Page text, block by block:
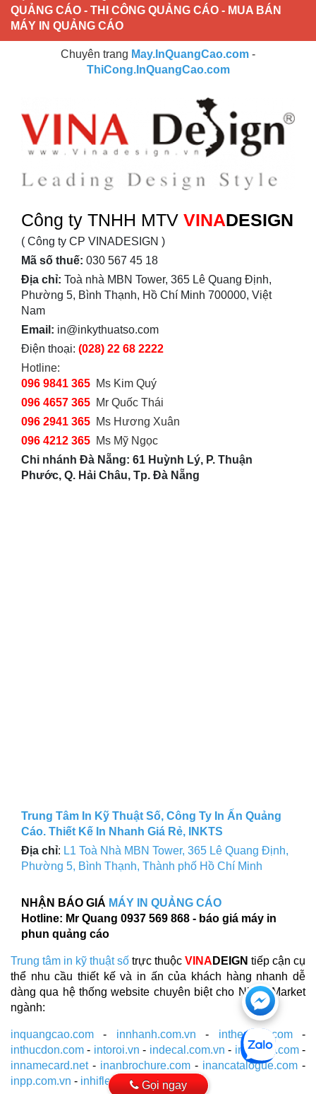
QUẢNG CÁO - THI CÔNG QUẢNG CÁO - MUA BÁN
MÁY IN QUẢNG CÁO
Chuyên trang May.InQuangCao.com -
ThiCong.InQuangCao.com
Công ty TNHH MTV VINADESIGN
( Công ty CP VINADESIGN )
Mã số thuế: 030 567 45 18
Địa chỉ: Toà nhà MBN Tower, 365 Lê Quang Định,
Phường 5, Bình Thạnh, Hồ Chí Minh 700000, Việt
Nam
Email: in@inkythuatso.com
Điện thoại: (028) 22 68 2222
Hotline:
096 9841 365 Ms Kim Quý
096 4657 365 Mr Quốc Thái
096 2941 365 Ms Hương Xuân
096 4212 365 Ms Mỹ Ngọc
Chi nhánh Đà Nẵng: 61 Huỳnh Lý, P. Thuận
Phước, Q. Hải Châu, Tp. Đà Nẵng
Trung Tâm In Kỹ Thuật Số, Công Ty In Ấn Quảng
Cáo. Thiết Kế In Nhanh Giá Rẻ, INKTS
Địa chỉ: L1 Toà Nhà MBN Tower, 365 Lê Quang Định,
Phường 5, Bình Thạnh, Thành phố Hồ Chí Minh
NHẬN BÁO GIÁ MÁY IN QUẢNG CÁO
Hotline: Mr Quang 0937 569 868 - báo giá máy in
phun quảng cáo
Trung tâm in kỹ thuật số trực thuộc VINA DEIGN tiếp cận cụ
thể nhu cầu thiết kế và in ấn của khách hàng nhanh dễ
dàng qua hệ thống website chuyên biệt cho Niche Market
ngành:
inquangcao.com - innhanh.com.vn - inthenhua.com-
inthucdon.com - intoroi.vn - indecal.com.vn - inantem.com-
innamecard.net- inanbrochure.com - inancatalogue.com -
inpp.com.vn - inhiflex.com Gọi ngay
Chat
với